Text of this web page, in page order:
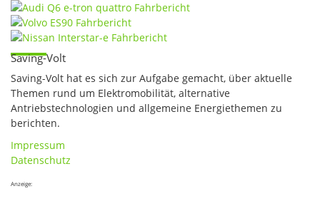
Saving-Volt
Saving-Volt hat es sich zur Aufgabe gemacht, über aktuelle
Themen rund um Elektromobilität, alternative
Antriebstechnologien und allgemeine Energiethemen zu
berichten.
Impressum
Datenschutz
Anzeige: